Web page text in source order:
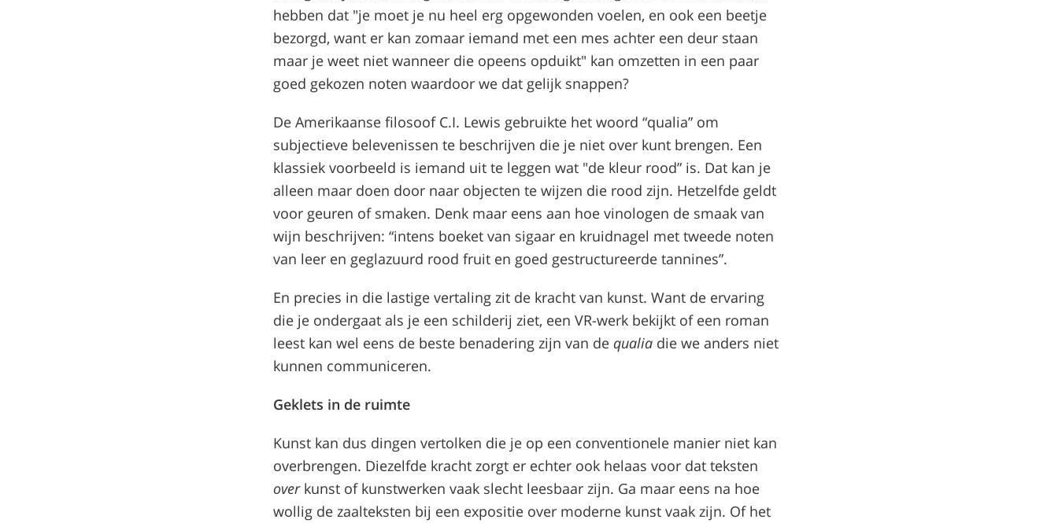
hebben dat "je moet je nu heel erg opgewonden voelen, en ook een beetje
bezorgd, want er kan zomaar iemand met een mes achter een deur staan
maar je weet niet wanneer die opeens opduikt" kan omzetten in een paar
goed gekozen noten waardoor we dat gelijk snappen?
De Amerikaanse filosoof C.I. Lewis gebruikte het woord “qualia” om
subjectieve belevenissen te beschrijven die je niet over kunt brengen. Een
klassiek voorbeeld is iemand uit te leggen wat "de kleur rood” is. Dat kan je
alleen maar doen door naar objecten te wijzen die rood zijn. Hetzelfde geldt
voor geuren of smaken. Denk maar eens aan hoe vinologen de smaak van
wijn beschrijven: “intens boeket van sigaar en kruidnagel met tweede noten
van leer en geglazuurd rood fruit en goed gestructureerde tannines”.
En precies in die lastige vertaling zit de kracht van kunst. Want de ervaring
die je ondergaat als je een schilderij ziet, een VR-werk bekijkt of een roman
leest kan wel eens de beste benadering zijn van de qualia die we anders niet
kunnen communiceren.
Geklets in de ruimte
Kunst kan dus dingen vertolken die je op een conventionele manier niet kan
overbrengen. Diezelfde kracht zorgt er echter ook helaas voor dat teksten
over kunst of kunstwerken vaak slecht leesbaar zijn. Ga maar eens na hoe
wollig de zaalteksten bij een expositie over moderne kunst vaak zijn. Of het